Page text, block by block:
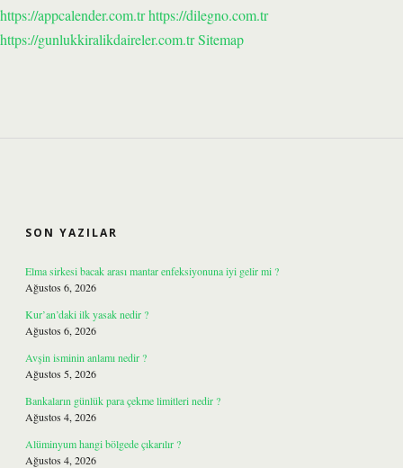
https://appcalender.com.trhttps://dilegno.com.tr
https://gunlukkiralikdaireler.com.trSitemap
SON YAZILAR
Elma sirkesi bacak arası mantar enfeksiyonuna iyi gelir mi ?
Ağustos 6, 2026
Kur’an’daki ilk yasak nedir ?
Ağustos 6, 2026
Avşin isminin anlamı nedir ?
Ağustos 5, 2026
Bankaların günlük para çekme limitleri nedir ?
Ağustos 4, 2026
Alüminyum hangi bölgede çıkarılır ?
Ağustos 4, 2026